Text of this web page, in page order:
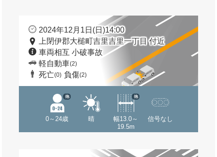
2024年12月1日(日)14:00
上閉伊郡大槌町吉里吉里一丁目 付近
車両相互 小破事故
軽自動車(2)
死亡(0) 負傷(2)
0～24歳
他
晴
幅13.0～
19.5m
他
信号なし